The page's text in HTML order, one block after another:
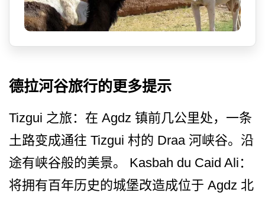
德拉河谷旅行的更多提示
Tizgui 之旅：在 Agdz 镇前几公里处，一条
土路变成通往 Tizgui 村的 Draa 河峡谷。沿
途有峡谷般的美景。 Kasbah du Caid Ali：
将拥有百年历史的城堡改造成位于 Agdz 北